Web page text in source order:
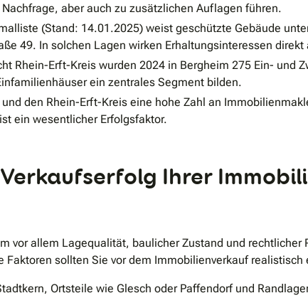
aber auch zu zusätzlichen Auflagen führen.
(Stand: 14.01.2025) weist geschützte Gebäude
49. In solchen Lagen wirken Erhaltungsinteressen
Rhein-Erft-Kreis wurden 2024 in Bergheim 275 Ein- und
ein zentrales Segment bilden.
den Rhein-Erft-Kreis eine hohe Zahl an
ein wesentlicher Erfolgsfaktor.
Ihrer
vor allem Lagequalität, baulicher Zustand und rechtlicher
sollten Sie vor dem Immobilienverkauf realistisch
Ortsteile wie Glesch oder Paffendorf und